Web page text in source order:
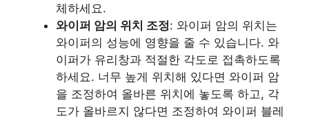
체하세요.
와이퍼 암의 위치 조정: 와이퍼 암의 위치는
와이퍼의 성능에 영향을 줄 수 있습니다. 와
이퍼가 유리창과 적절한 각도로 접촉하도록
하세요. 너무 높게 위치해 있다면 와이퍼 암
을 조정하여 올바른 위치에 놓도록 하고, 각
도가 올바르지 않다면 조정하여 와이퍼 블레